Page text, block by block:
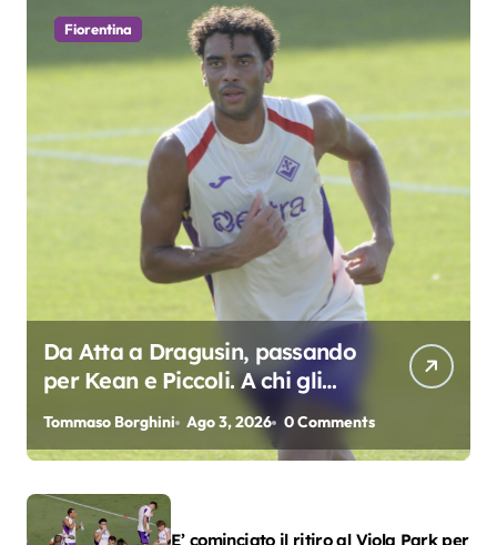
l
Fiorentina
Da Atta a Dragusin, passando
per Kean e Piccoli. A chi gli
oscar del precampionato?
Tommaso Borghini Ago 3, 2026 0 Comments
E’ cominciato il ritiro al Viola Park per